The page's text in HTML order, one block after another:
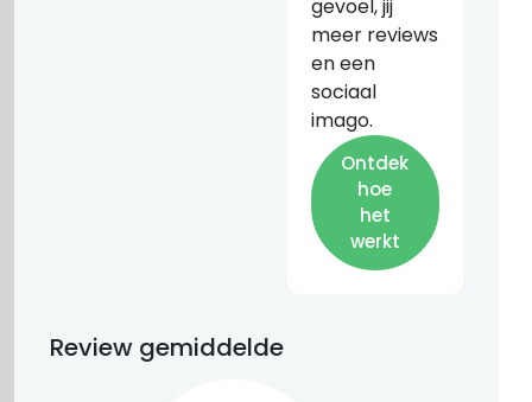
gevoel, jij
meer reviews
en een
sociaal
imago.
Ontdek
hoe
het
werkt
Review gemiddelde